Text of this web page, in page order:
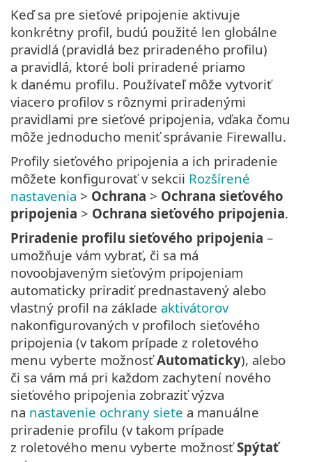
Keď sa pre sieťové pripojenie aktivuje
konkrétny profil, budú použité len globálne
pravidlá (pravidlá bez priradeného profilu)
a pravidlá, ktoré boli priradené priamo
k danému profilu. Používateľ môže vytvoriť
viacero profilov s rôznymi priradenými
pravidlami pre sieťové pripojenia, vďaka čomu
môže jednoducho meniť správanie Firewallu.
Profily sieťového pripojenia a ich priradenie
môžete konfigurovať v sekcii Rozšírené
nastavenia > Ochrana > Ochrana sieťového
pripojenia > Ochrana sieťového pripojenia.
Priradenie profilu sieťového pripojenia –
umožňuje vám vybrať, či sa má
novoobjaveným sieťovým pripojeniam
automaticky priradiť prednastavený alebo
vlastný profil na základe aktivátorov
nakonfigurovaných v profiloch sieťového
pripojenia (v takom prípade z roletového
menu vyberte možnosťAutomaticky), alebo
či sa vám má pri každom zachytení nového
sieťového pripojenia zobraziť výzva
na nastavenie ochrany siete a manuálne
priradenie profilu (v takom prípade
z roletového menu vyberte možnosťSpýtať